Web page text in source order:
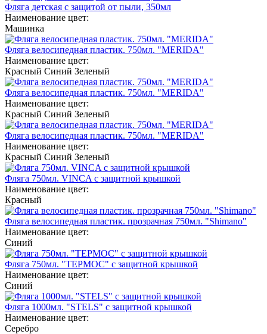
Фляга детская с защитой от пыли, 350мл
Наименование цвет:
Машинка
Фляга велосипедная пластик. 750мл. "MERIDA"
Наименование цвет:
Красный Синий Зеленый
Фляга велосипедная пластик. 750мл. "MERIDA"
Наименование цвет:
Красный Синий Зеленый
Фляга велосипедная пластик. 750мл. "MERIDA"
Наименование цвет:
Красный Синий Зеленый
Фляга 750мл. VINCA с защитной крышкой
Наименование цвет:
Красный
Фляга велосипедная пластик. прозрачная 750мл. "Shimano"
Наименование цвет:
Синий
Фляга 750мл. "ТЕРМОС" с защитной крышкой
Наименование цвет:
Синий
Фляга 1000мл. "STELS" с защитной крышкой
Наименование цвет:
Серебро